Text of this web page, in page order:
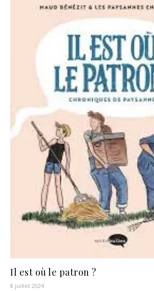
Il est où le patron ?
8 juillet 2024